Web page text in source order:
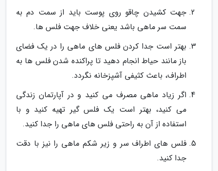
جهت کشیدن چاقو روی پوست باید از سمت دم به
سمت سر ماهی باشد یعنی خلاف جهت فلس ها.
بهتر است جدا کردن فلس های ماهی را در یک فضای
باز مانند حیاط انجام دهید تا پراکنده شدن فلس ها به
اطراف، باعث کثیفی آشپزخانه نگردد.
اگر زیاد ماهی مصرف می کنید و در آپارتمان زندگی
می کنید، بهتر است یک فلس گیر تهیه کنید و با
استفاده از آن به راحتی فلس های ماهی را جدا کنید.
فلس های اطراف سر و زیر شکم ماهی را نیز با دقت
جدا کنید.